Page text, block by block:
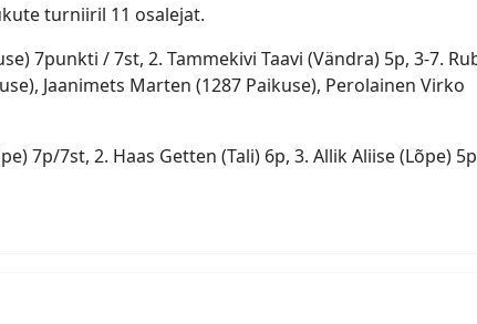
turniiril 11 osalejat.
(Vändra) 5p, 3-7. Ruberg Priit
Jaanimets Marten (1287 Paikuse), Perolainen Virko
7p/7st, 2. Haas Getten (Tali) 6p, 3. Allik Aliise (Lõpe) 5p